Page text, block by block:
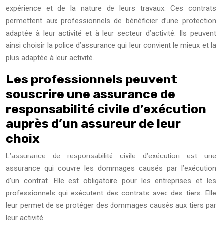
expérience et de la nature de leurs travaux. Ces contrats
permettent aux professionnels de bénéficier d’une protection
adaptée à leur activité et à leur secteur d’activité. Ils peuvent
ainsi choisir la police d’assurance qui leur convient le mieux et la
plus adaptée à leur activité.
Les professionnels peuvent
souscrire une assurance de
responsabilité civile d’exécution
auprès d’un assureur de leur
choix
L’assurance de responsabilité civile d’exécution est une
assurance qui couvre les dommages causés par l’exécution
d’un contrat. Elle est obligatoire pour les entreprises et les
professionnels qui exécutent des contrats avec des tiers. Elle
leur permet de se protéger des dommages causés aux tiers par
leur activité.